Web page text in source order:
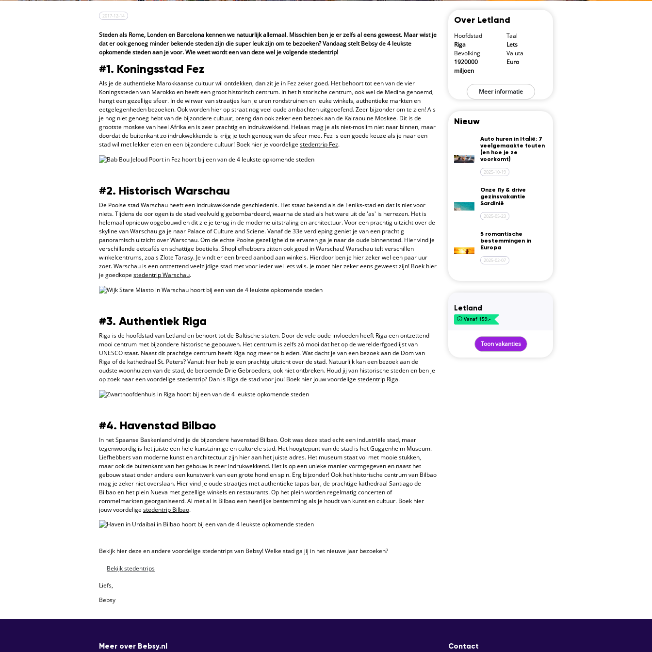
2017-12-14
Steden als Rome, Londen en Barcelona kennen we natuurlijk allemaal. Misschien ben je er zelfs al eens geweest. Maar wist je
dat er ook genoeg minder bekende steden zijn die super leuk zijn om te bezoeken? Vandaag stelt Bebsy de 4 leukste
opkomende steden aan je voor. Wie weet wordt een van deze wel je volgende stedentrip!
#1. Koningsstad Fez
Als je de authentieke Marokkaanse cultuur wil ontdekken, dan zit je in Fez zeker goed. Het behoort tot een van de vier
Koningssteden van Marokko en heeft een groot historisch centrum. In het historische centrum, ook wel de Medina genoemd,
hangt een gezellige sfeer. In de wirwar van straatjes kan je uren rondstruinen en leuke winkels, authentieke markten en
eetgelegenheden bezoeken. Ook worden hier op straat nog veel oude ambachten uitgeoefend. Zeer bijzonder om te zien! Als
je nog niet genoeg hebt van de bijzondere cultuur, breng dan ook zeker een bezoek aan de Kairaouine Moskee. Dit is de
grootste moskee van heel Afrika en is zeer prachtig en indrukwekkend. Helaas mag je als niet-moslim niet naar binnen, maar
doordat de buitenkant zo indrukwekkende is krijg je toch genoeg van de sfeer mee. Fez is een goede keuze als je naar een
stad wil met lekker eten en een bijzondere cultuur! Boek hier je voordelige stedentrip Fez.
#2. Historisch Warschau
De Poolse stad Warschau heeft een indrukwekkende geschiedenis. Het staat bekend als de Feniks-stad en dat is niet voor
niets. Tijdens de oorlogen is de stad veelvuldig gebombardeerd, waarna de stad als het ware uit de 'as' is herrezen. Het is
helemaal opnieuw opgebouwd en dit zie je terug in de moderne uitstraling en architectuur. Voor een prachtig uitzicht over de
skyline van Warschau ga je naar Palace of Culture and Sciene. Vanaf de 33e verdieping geniet je van een prachtig
panoramisch uitzicht over Warschau. Om de echte Poolse gezelligheid te ervaren ga je naar de oude binnenstad. Hier vind je
verschillende eetcafés en schattige boetieks. Shopliefhebbers zitten ook goed in Warschau! Warschau telt verschillen
winkelcentrums, zoals Zlote Tarasy. Je vindt er een breed aanbod aan winkels. Hierdoor ben je hier zeker wel een paar uur
zoet. Warschau is een ontzettend veelzijdige stad met voor ieder wel iets wils. Je moet hier zeker eens geweest zijn! Boek hier
je goedkope stedentripWarschau.
#3. Authentiek Riga
Riga is de hoofdstad van Letland en behoort tot de Baltische staten. Door de vele oude invloeden heeft Riga een ontzettend
mooi centrum met bijzondere historische gebouwen. Het centrum is zelfs zó mooi dat het op de werelderfgoedlijst van
UNESCO staat. Naast dit prachtige centrum heeft Riga nog meer te bieden. Wat dacht je van een bezoek aan de Dom van
Riga of de kathedraal St. Peters? Vanuit hier heb je een prachtig uitzicht over de stad. Natuurlijk kan een bezoek aan de
oudste woonhuizen van de stad, de beroemde Drie Gebroeders, ook niet ontbreken. Houd jij van historische steden en ben je
op zoek naar een voordelige stedentrip? Dan is Riga de stad voor jou! Boek hier jouw voordelige stedentrip Riga.
#4. Havenstad Bilbao
In het Spaanse Baskenland vind je de bijzondere havenstad Bilbao. Ooit was deze stad echt een industriële stad, maar
tegenwoordig is het juiste een hele kunstzinnige en culturele stad. Het hoogtepunt van de stad is het Guggenheim Museum.
Liefhebbers van moderne kunst en architectuur zijn hier aan het juiste adres. Het museum staat vol met mooie stukken,
maar ook de buitenkant van het gebouw is zeer indrukwekkend. Het is op een unieke manier vormgegeven en naast het
gebouw staat onder andere een kunstwerk van een grote hond en spin. Erg bijzonder! Ook het historische centrum van Bilbao
mag je zeker niet overslaan. Hier vind je oude straatjes met authentieke tapas bar, de prachtige kathedraal Santiago de
Bilbao en het plein Nueva met gezellige winkels en restaurants. Op het plein worden regelmatig concerten of
rommelmarkten georganiseerd. Al met al is Bilbao een heerlijke bestemming als je houdt van kunst en cultuur. Boek hier
jouw voordelige stedentrip Bilbao.
Bekijk hier deze en andere voordelige stedentrips van Bebsy! Welke stad ga jij in het nieuwe jaar bezoeken?
Bekijk stedentrips
Liefs,
Bebsy
Over Letland
Hoofdstad
Riga
Bevolking
1920000
miljoen
Taal
Lets
Valuta
Euro
Meer informatie
Nieuw
Auto huren in Italië: 7
veelgemaakte fouten
(en hoe je ze
voorkomt)
2025-10-19
Onze fly & drive
gezinsvakantie
Sardinië
2025-05-23
5 romantische
bestemmingen in
Europa
2025-02-07
Letland
Vanaf 159,-
Toon vakanties
Meer over Bebsy.nl Contact